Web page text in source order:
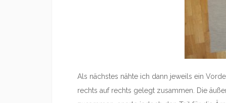
Als nächstes nähte ich dann jeweils ein
rechts auf rechts gelegt zusammen. Die